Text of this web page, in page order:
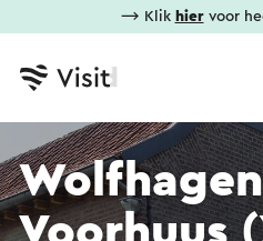
⟶ Klik hiervoor
Wolfhagen